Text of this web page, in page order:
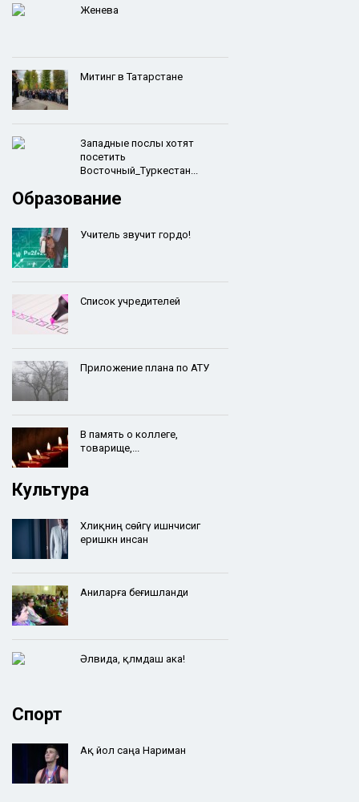
Женева
Митинг в Татарстане
Западные послы хотят
посетить
Восточный_Туркестан...
Образование
Учитель звучит гордо!
Список учредителей
Приложение плана по АТУ
В память о коллеге,
товарище,...
Культура
Хәлиқниң сөйгү ишәнчисигә
еришкән инсан
Аниларға беғишланди
Әлвида, қәләмдаш ака!
Спорт
Ақ йол саңа Нариман